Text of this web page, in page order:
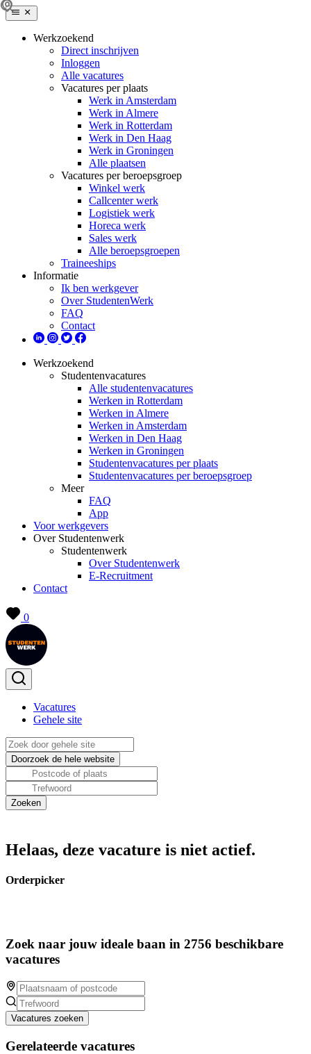
Werkzoekend
Direct inschrijven
Inloggen
Alle vacatures
Vacatures per plaats
Werk in Amsterdam
Werk in Almere
Werk in Rotterdam
Werk in Den Haag
Werk in Groningen
Alle plaatsen
Vacatures per beroepsgroep
Winkel werk
Callcenter werk
Logistiek werk
Horeca werk
Sales werk
Alle beroepsgroepen
Traineeships
Informatie
Ik ben werkgever
Over StudentenWerk
FAQ
Contact
Werkzoekend
Studentenvacatures
Alle studentenvacatures
Werken in Rotterdam
Werken in Almere
Werken in Amsterdam
Werken in Den Haag
Werken in Groningen
Studentenvacatures per plaats
Studentenvacatures per beroepsgroep
Meer
FAQ
App
Voor werkgevers
Over Studentenwerk
Studentenwerk
Over Studentenwerk
E-Recruitment
Contact
0
Vacatures
Gehele site
Helaas, deze vacature is niet actief.
Orderpicker
Zoek naar jouw ideale baan in 2756 beschikbare
vacatures
Vacatures zoeken
Gerelateerde vacatures